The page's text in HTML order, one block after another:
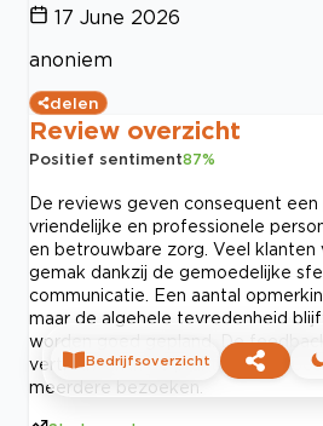
17 June 2026
anoniem
delen
Review overzicht
Positief sentiment87%
De reviews geven consequent
vriendelijke en professionele
en betrouwbare zorg. Veel klanten
gemak dankzij de gemoedelijke
communicatie. Een aantal
maar de algehele tevredenheid
worden goed gepland. De
vertrouwen in de praktijk en de
meerdere bezoeken.
Bedrijfsoverzicht